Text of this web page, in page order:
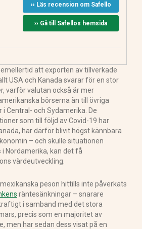
›› Läs recension om Safello
›› Gå till Safellos hemsida
att exporten av tillverkade
USA och Kanada svarar för en stor
varför valutan också är mer
börserna än till övriga
Central- och Sydamerika. De
som till följd av Covid-19 har
har därför blivit högst kännbara
– och skulle situationen
Nordamerika, kan det få
värdeutveckling.
peson hittills inte påverkats
räntesänkningar – snarare
i samband med det stora
precis som en majoritet av
men har sedan dess visat på en